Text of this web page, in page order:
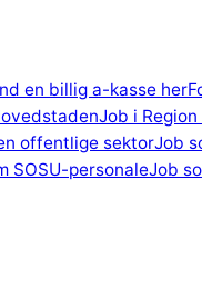
en billig a-kasse her
Job i
offentlige sektorJob
SOSU-personaleJob